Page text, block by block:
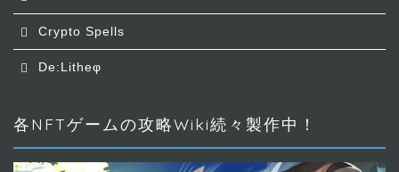
Crypto Spells
De:Litheφ
各NFTゲームの攻略Wiki続々製作中！